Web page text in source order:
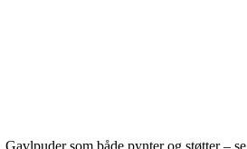
Gavlpuder som både pynter og støtter – se